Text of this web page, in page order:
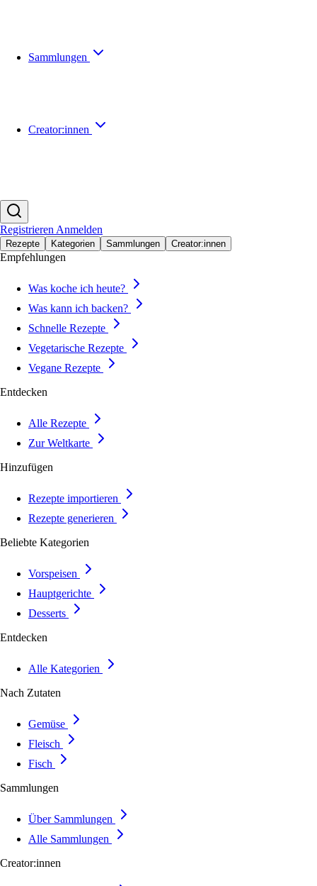
Sammlungen
Creator:innen
Registrieren Anmelden
Rezepte Kategorien Sammlungen Creator:innen
Empfehlungen
Was koche ich heute?
Was kann ich backen?
Schnelle Rezepte
Vegetarische Rezepte
Vegane Rezepte
Entdecken
Alle Rezepte
Zur Weltkarte
Hinzufügen
Rezepte importieren
Rezepte generieren
Beliebte Kategorien
Vorspeisen
Hauptgerichte
Desserts
Entdecken
Alle Kategorien
Nach Zutaten
Gemüse
Fleisch
Fisch
Sammlungen
Über Sammlungen
Alle Sammlungen
Creator:innen